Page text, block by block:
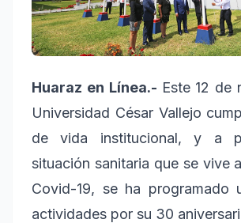
Huaraz en Línea.- Este 12 de
Universidad César Vallejo
de vida institucional, y a
situación sanitaria que se vive
Covid-19, se ha programado
actividades por su 30